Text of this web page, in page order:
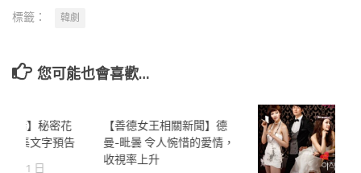
標籤： 韓劇
您可能也會喜歡…
【善德女王相關新聞】德
曼-毗曇 令人惋惜的愛情，
收視率上升
劇情】秘密花
16集文字預告
月 31 日